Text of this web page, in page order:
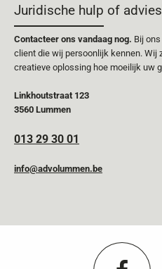
Juridische hulp of
Contacteer ons vandaag nog. Bij
client die wij persoonlijk kennen. Wij
creatieve oplossing hoe moeilijk uw
Linkhoutstraat 123
3560 Lummen
013 29 30 01
info@advolummen.be